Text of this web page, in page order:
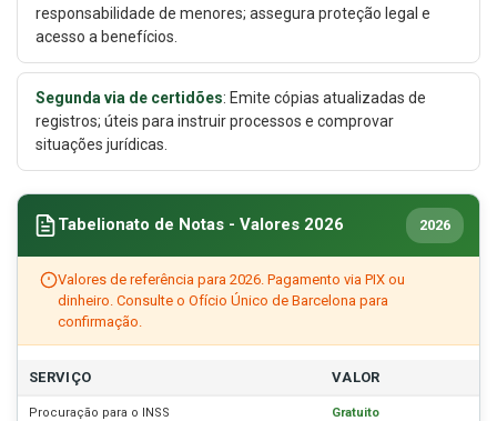
responsabilidade de menores; assegura proteção legal e
acesso a benefícios.
Segunda via de certidões: Emite cópias atualizadas de
registros; úteis para instruir processos e comprovar
situações jurídicas.
Tabelionato de Notas - Valores 2026 2026
Valores de referência para 2026. Pagamento via PIX ou
dinheiro. Consulte o Ofício Único de Barcelona para
confirmação.
SERVIÇO VALOR
Procuração para o INSS Gratuito